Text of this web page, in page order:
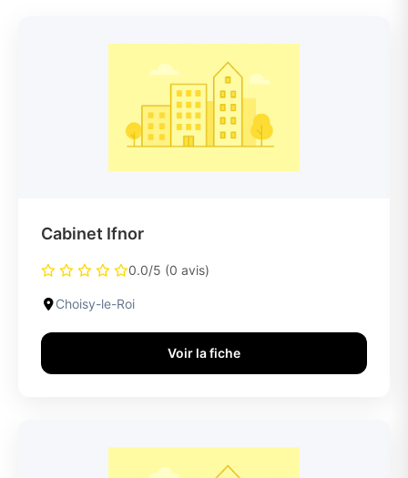
Cabinet Ifnor
0.0/5 (0 avis)
Choisy-le-Roi
Voir la fiche